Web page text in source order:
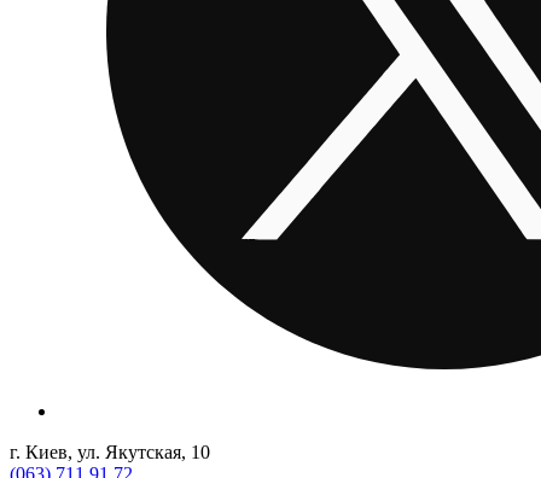
г. Киев, ул. Якутская, 10
(063) 711 91 72